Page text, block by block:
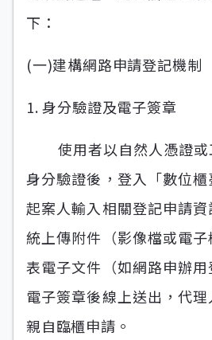
下：
(一)建構網路申請登記機制
1. 身分驗證及電子簽章
使用者以自然人憑證或
身分驗證後，登入「數位櫃
起案人輸入相關登記申請
統上傳附件（影像檔或電
表電子文件（如網路申辦
電子簽章後線上送出，代
親自臨櫃申請。